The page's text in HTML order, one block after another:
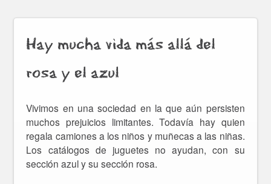
Hay mucha vida más allá del
rosa y el azul
Vivimos en una sociedad en la que aún persisten
muchos prejuicios limitantes. Todavía hay quien
regala camiones a los niños y muñecas a las niñas.
Los catálogos de juguetes no ayudan, con su
sección azul y su sección rosa.